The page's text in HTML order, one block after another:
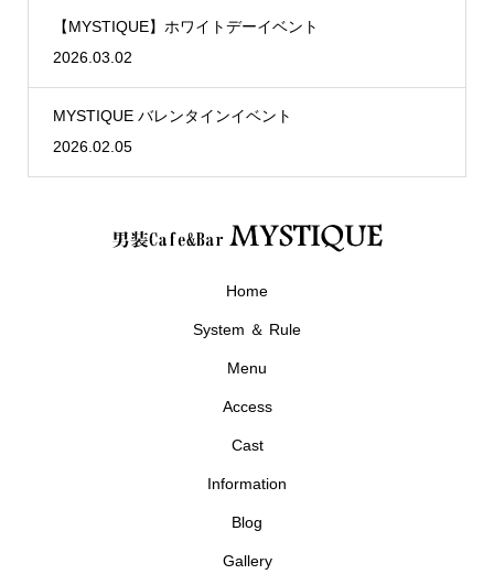
【MYSTIQUE】ホワイトデーイベント
2026.03.02
MYSTIQUE バレンタインイベント
2026.02.05
Home
System ＆ Rule
Menu
Access
Cast
Information
Blog
Gallery